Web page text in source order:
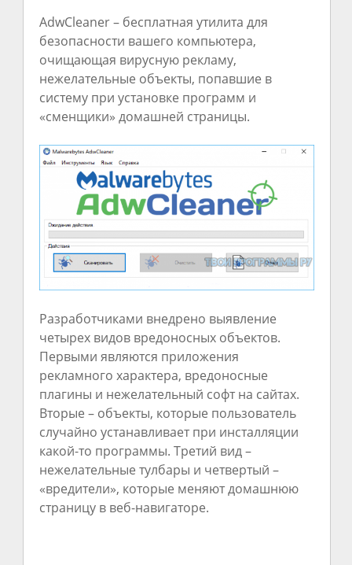
AdwCleaner – бесплатная утилита для
безопасности вашего компьютера,
очищающая вирусную рекламу,
нежелательные объекты, попавшие в
систему при установке программ и
«сменщики» домашней страницы.
Разработчиками внедрено выявление
четырех видов вредоносных объектов.
Первыми являются приложения
рекламного характера, вредоносные
плагины и нежелательный софт на сайтах.
Вторые – объекты, которые пользователь
случайно устанавливает при инсталляции
какой-то программы. Третий вид –
нежелательные тулбары и четвертый –
«вредители», которые меняют домашнюю
страницу в веб-навигаторе.